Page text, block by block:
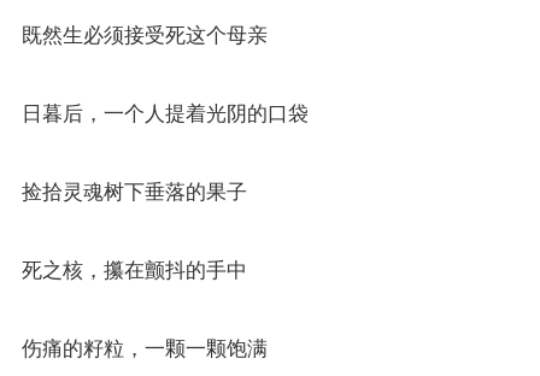
既然生必须接受死这个母亲
日暮后，一个人提着光阴的口袋
捡拾灵魂树下垂落的果子
死之核，攥在颤抖的手中
伤痛的籽粒，一颗一颗饱满